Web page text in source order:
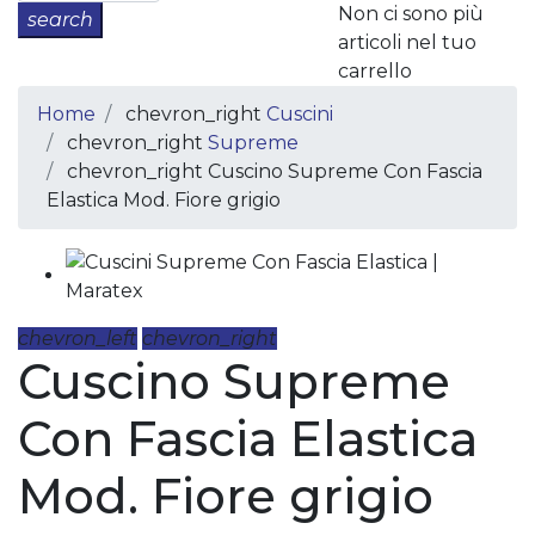
search
Non ci sono più
articoli nel tuo
carrello
Home
chevron_right Cuscini
chevron_right Supreme
chevron_right Cuscino Supreme Con Fascia
Elastica Mod. Fiore grigio
chevron_left chevron_right
Cuscino Supreme
Con Fascia Elastica
Mod. Fiore grigio